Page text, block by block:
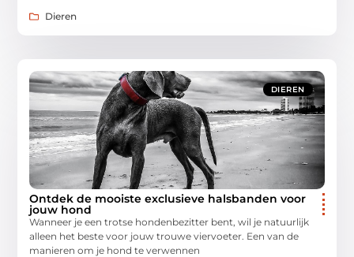
Dieren
DIEREN
Ontdek de mooiste exclusieve halsbanden voor
jouw hond
Wanneer je een trotse hondenbezitter bent, wil je natuurlijk
alleen het beste voor jouw trouwe viervoeter. Een van de
manieren om je hond te verwennen